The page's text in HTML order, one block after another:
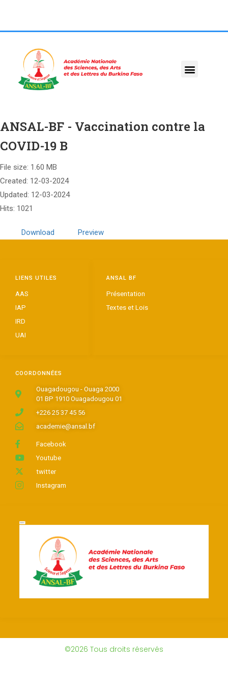
ANSAL-BF - Vaccination contre la
COVID-19 B
File size: 1.60 MB
Created: 12-03-2024
Updated: 12-03-2024
Hits: 1021
Download Preview
COORDONNÉES
Ouagadougou - Ouaga 2000
01 BP 1910 Ouagadougou 01
+226 25 37 45 56
academie@ansal.bf
Facebook
Youtube
twitter
Instagram
ANSAL BF
Présentation
Textes et Lois
LIENS UTILES
AAS
IAP
IRD
UAI
©2026 Tous droits réservés